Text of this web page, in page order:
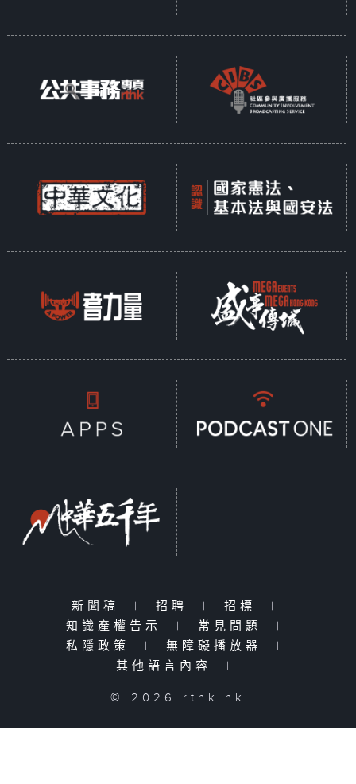
新聞稿 | 招聘 | 招標
|
知識產權告示
| 常見問題
|
私隱政策
| 無障礙播放器
|
其他語言內容
|
© 2026 rthk.hk